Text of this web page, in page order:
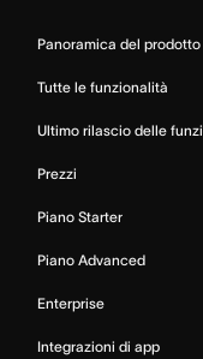
Panoramica del prodotto
Tutte le funzionalità
Ultimo rilascio delle
Prezzi
Piano Starter
Piano Advanced
Enterprise
Integrazioni di app